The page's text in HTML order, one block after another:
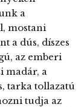
a
mostani
a dús, díszes
az emberi
madár, a
tarka tollazatú
tudja az